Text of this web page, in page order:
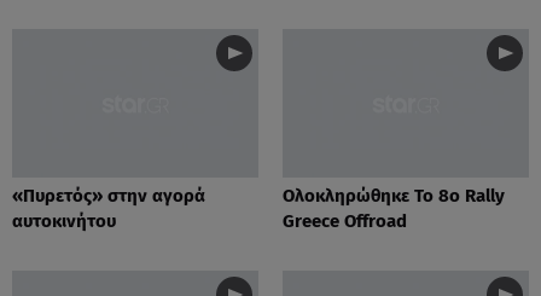
«Πυρετός» στην αγορά
αυτοκινήτου
Ολοκληρώθηκε Το 8o Rally
Greece Offroad